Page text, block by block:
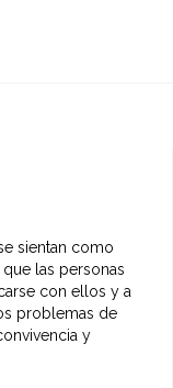
sientan como
las personas
con ellos y a
problemas de
y